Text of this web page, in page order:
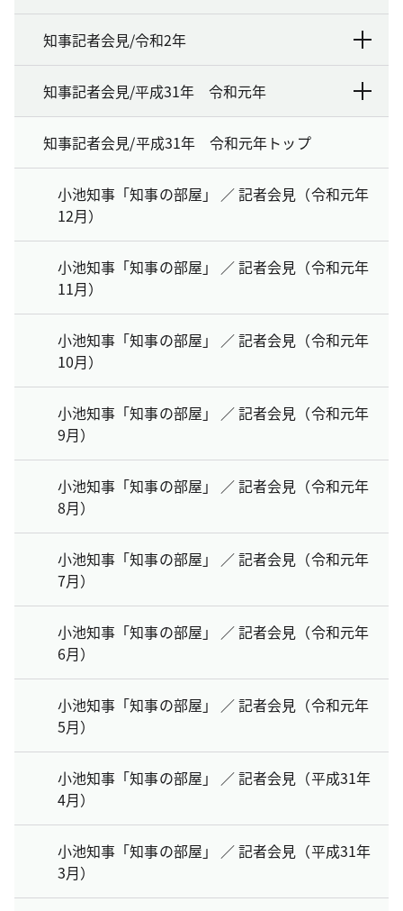
知事記者会見/令和2年
知事記者会見/平成31年 令和元年
知事記者会見/平成31年 令和元年トップ
小池知事「知事の部屋」 ／ 記者会見（令和元年
12月）
小池知事「知事の部屋」 ／ 記者会見（令和元年
11月）
小池知事「知事の部屋」 ／ 記者会見（令和元年
10月）
小池知事「知事の部屋」 ／ 記者会見（令和元年
9月）
小池知事「知事の部屋」 ／ 記者会見（令和元年
8月）
小池知事「知事の部屋」 ／ 記者会見（令和元年
7月）
小池知事「知事の部屋」 ／ 記者会見（令和元年
6月）
小池知事「知事の部屋」 ／ 記者会見（令和元年
5月）
小池知事「知事の部屋」 ／ 記者会見（平成31年
4月）
小池知事「知事の部屋」 ／ 記者会見（平成31年
3月）